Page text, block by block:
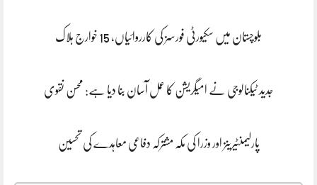
بلوچستان میں سکیورٹی فورسز کی کارروائیاں، 15 خوارج ہلاک
جدید ٹیکنالوجی نے امیگریشن کا عمل آسان بنا دیا ہے: محسن نقوی
پارلیمنٹیرینز اور وزرا کی مکہ مشترکہ دفاعی معاہدے کی تحسین